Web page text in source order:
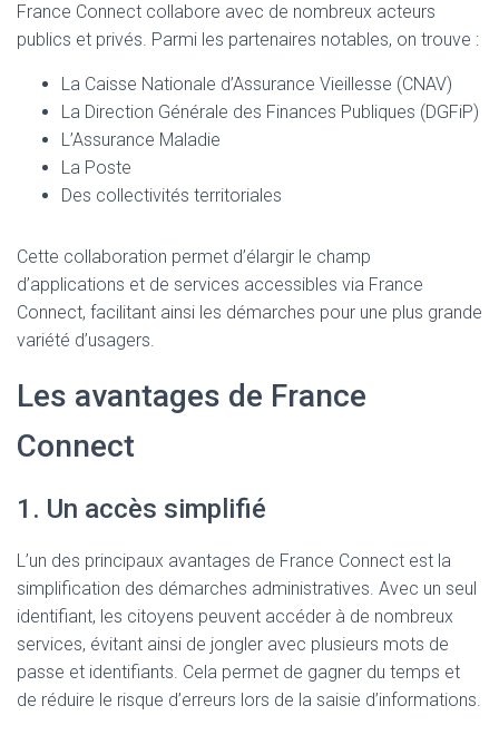
France Connect collabore avec de nombreux acteurs
publics et privés. Parmi les partenaires notables, on trouve :
La Caisse Nationale d’Assurance Vieillesse (CNAV)
La Direction Générale des Finances Publiques (DGFiP)
L’Assurance Maladie
La Poste
Des collectivités territoriales
Cette collaboration permet d’élargir le champ
d’applications et de services accessibles via France
Connect, facilitant ainsi les démarches pour une plus grande
variété d’usagers.
Les avantages de France
Connect
1. Un accès simplifié
L’un des principaux avantages de France Connect est la
simplification des démarches administratives. Avec un seul
identifiant, les citoyens peuvent accéder à de nombreux
services, évitant ainsi de jongler avec plusieurs mots de
passe et identifiants. Cela permet de gagner du temps et
de réduire le risque d’erreurs lors de la saisie d’informations.